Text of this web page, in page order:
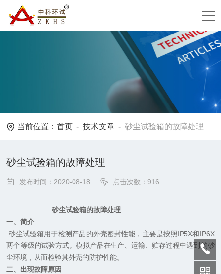
当前位置：首页 -技术文章 -砂尘试验箱的故障处理
砂尘试验箱的故障处理
发布时间：2020-08-18 点击次数：916
砂尘试验箱的故障处理
一、简介
砂尘试验箱用于检测产品的外壳密封性能，主要是按照IP5X和IP6X
两个等级的试验方式。模拟产品在生产、运输、贮存过程中遇到的砂
尘环境，从而检验其外壳的防护性能。
二、出现故障原因